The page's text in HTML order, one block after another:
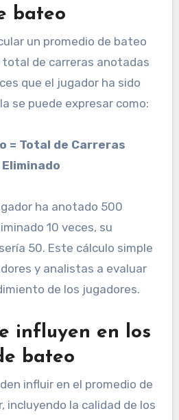
bateo
un promedio de bateo
total de carreras anotadas
que el jugador ha sido
se puede expresar como:
= Total de Carreras
ha anotado 500
10 veces, su
50. Este cálculo simple
y analistas a evaluar
de los jugadores.
influyen en los
bateo
influir en el promedio de
incluyendo la calidad de los